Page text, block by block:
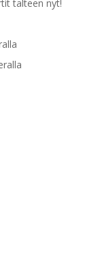
talteen nyt!